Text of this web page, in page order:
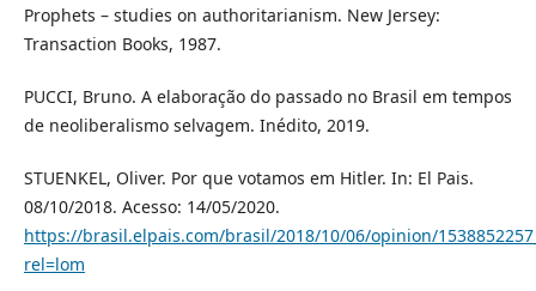
Prophets – studies on authoritarianism. New Jersey:
Transaction Books, 1987.
PUCCI, Bruno. A elaboração do passado no Brasil em tempos
de neoliberalismo selvagem. Inédito, 2019.
STUENKEL, Oliver. Por que votamos em Hitler. In: El Pais.
08/10/2018. Acesso: 14/05/2020.
https://brasil.elpais.com/brasil/2018/10/06/opinion/
rel=lom